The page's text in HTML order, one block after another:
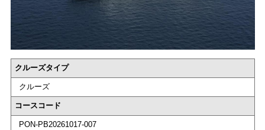
クルーズタイプ
クルーズ
コースコード
PON-PB20261017-007